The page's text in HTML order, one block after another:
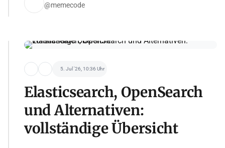
@memecode
5. Jul '26, 10:36 Uhr
Elasticsearch, OpenSearch
und Alternativen:
vollständige Übersicht